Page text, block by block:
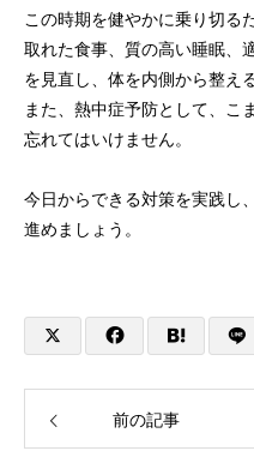
この時期を健やかに乗り切る
取れた食事、質の高い睡眠、
を見直し、体を内側から整え
また、熱中症予防として、こ
忘れてはいけません。
今日からできる対策を実践し
進めましょう。
前の記事